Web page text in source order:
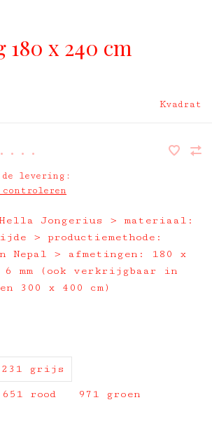
x 240 cm
Kvadrat
• • • •
levering:
controleren
Jongerius > materiaal:
> productiemethode:
Nepal > afmetingen: 180 x
6 mm (ook verkrijgbaar in
300 x 400 cm)
231 grijs
651 rood 971 groen